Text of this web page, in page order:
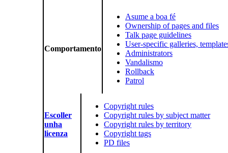
Comportamento
Asume a boa fé
Ownership of pages and files
Talk page guidelines
User-specific galleries,
Administrators
Vandalismo
Rollback
Patrol
Escoller
unha
licenza
Copyright rules
Copyright rules by subject matter
Copyright rules by territory
Copyright tags
PD files